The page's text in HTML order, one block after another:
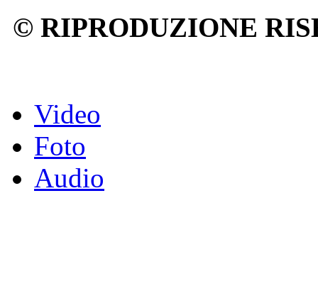
© RIPRODUZIONE
Video
Foto
Audio